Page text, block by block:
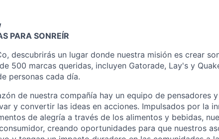
PARA SONREÍR
descubrirás un lugar donde nuestra misión es crear
500 marcas queridas, incluyen Gatorade, Lay's y
personas cada día.
de nuestra compañía hay un equipo de pensadores
y convertir las ideas en acciones. Impulsados por la
de alegría a través de los alimentos y bebidas,
creando oportunidades para que nuestros